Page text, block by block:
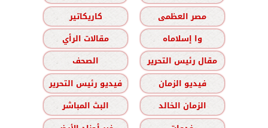
مصر العظمى
كاريكاتير
وا إسلاماه
مقالات الرأي
مقال رئيس التحرير
الصحف
فيديو الزمان
فيديو رئيس التحرير
الزمان الخالد
البث المباشر